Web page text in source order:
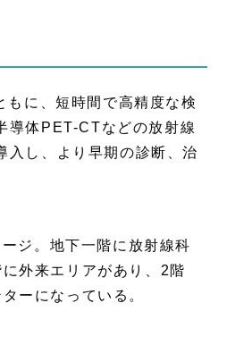
もに、短時間で高精度な検
導体PET-CTなどの放射線
入し、より早期の診断、治